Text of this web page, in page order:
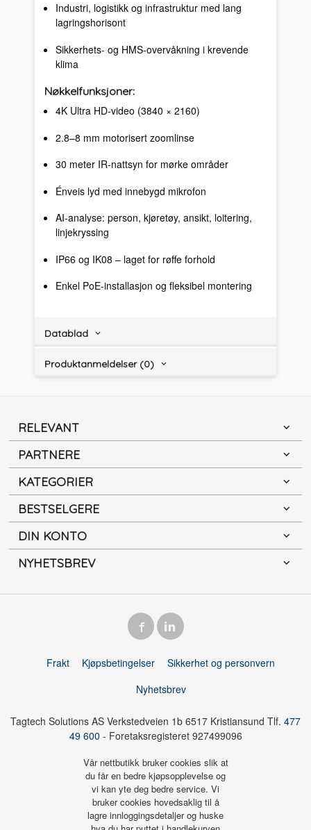
Industri, logistikk og infrastruktur med lang
lagringshorisont
Sikkerhets- og HMS-overvåkning i krevende
klima
Nøkkelfunksjoner:
4K Ultra HD-video (3840 × 2160)
2.8–8 mm motorisert zoomlinse
30 meter IR-nattsyn for mørke områder
Énveis lyd med innebygd mikrofon
AI-analyse: person, kjøretøy, ansikt, loitering,
linjekryssing
IP66 og IK08 – laget for røffe forhold
Enkel PoE-installasjon og fleksibel montering
Datablad
Produktanmeldelser (0)
RELEVANT
PARTNERE
KATEGORIER
BESTSELGERE
DIN KONTO
NYHETSBREV
Frakt Kjøpsbetingelser
Sikkerhet og personvern
Nyhetsbrev
Tagtech Solutions AS Verkstedveien 1b 6517 Kristiansund Tlf. 477
49 600 - Foretaksregisteret 927499096
Vår nettbutikk bruker cookies slik at
du får en bedre kjøpsopplevelse og
vi kan yte deg bedre service. Vi
bruker cookies hovedsaklig til å
lagre innloggingsdetaljer og huske